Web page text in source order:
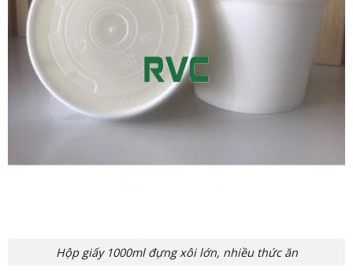
Hộp giấy 1000ml đựng xôi lớn, nhiều thức ăn